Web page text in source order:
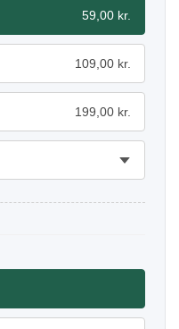
59,00 kr.
109,00 kr.
199,00 kr.